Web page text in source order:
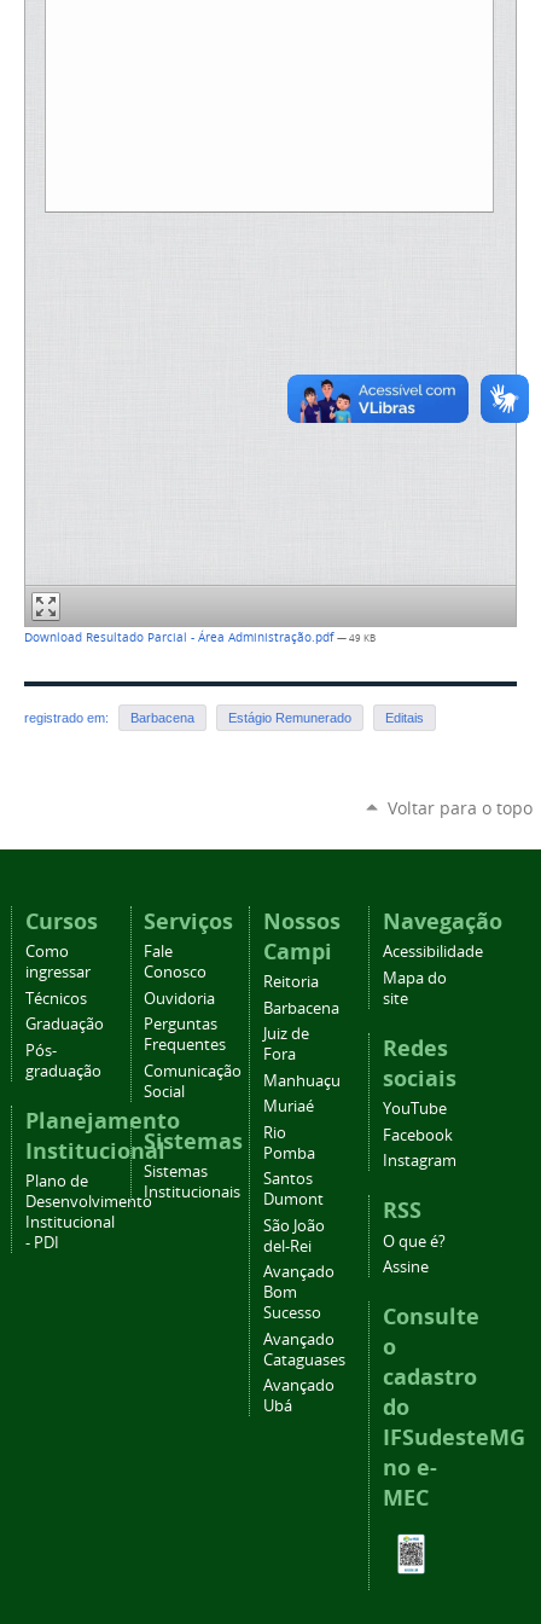
Download Resultado Parcial - Área Administração.pdf— 49 KB
registrado em: Barbacena Estágio Remunerado Editais
Voltar para o topo
Cursos
Como
ingressar
Técnicos
Graduação
Pós-
graduação
Planejamento
Institucional
Plano de
Desenvolvimento
Institucional
- PDI
Serviços
Fale
Conosco
Ouvidoria
Perguntas
Frequentes
Comunicação
Social
Sistemas
Sistemas
Institucionais
Nossos
Campi
Reitoria
Barbacena
Juiz de
Fora
Manhuaçu
Muriaé
Rio
Pomba
Santos
Dumont
São João
del-Rei
Avançado
Bom
Sucesso
Avançado
Cataguases
Avançado
Ubá
Navegação
Acessibilidade
Mapa do
site
Redes
sociais
YouTube
Facebook
Instagram
RSS
O que é?
Assine
Consulte
o
cadastro
do
IFSudesteMG
no e-
MEC